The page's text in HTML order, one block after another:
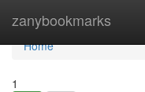
zanybookmarks
Home
Home
1